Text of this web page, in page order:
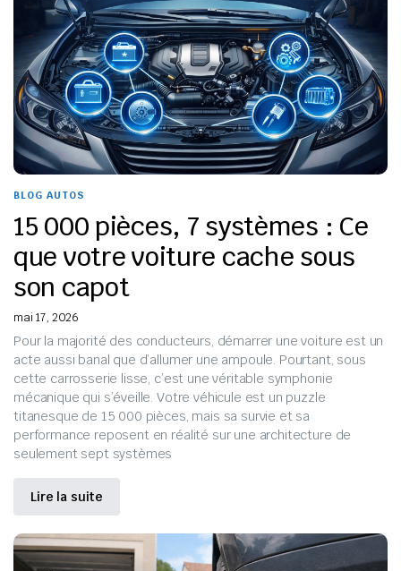
BLOG AUTOS
15 000 pièces, 7 systèmes : Ce
que votre voiture cache sous
son capot
mai 17, 2026
Pour la majorité des conducteurs, démarrer une voiture est un
acte aussi banal que d’allumer une ampoule. Pourtant, sous
cette carrosserie lisse, c’est une véritable symphonie
mécanique qui s’éveille. Votre véhicule est un puzzle
titanesque de 15 000 pièces, mais sa survie et sa
performance reposent en réalité sur une architecture de
seulement sept systèmes
Lire la suite